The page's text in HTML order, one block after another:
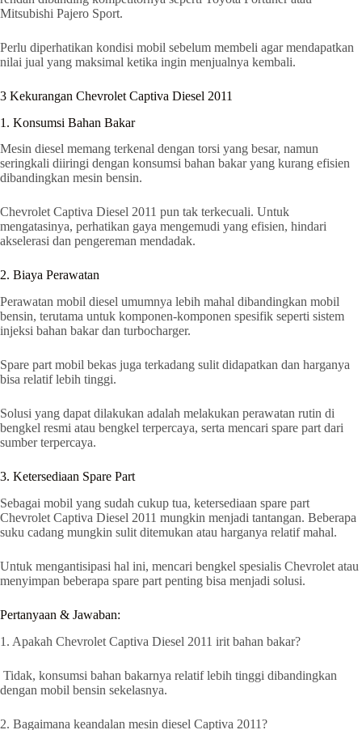
Mitsubishi Pajero Sport.
Perlu diperhatikan kondisi mobil sebelum membeli agar mendapatkan
nilai jual yang maksimal ketika ingin menjualnya kembali.
3 Kekurangan Chevrolet Captiva Diesel 2011
1. Konsumsi Bahan Bakar
Mesin diesel memang terkenal dengan torsi yang besar, namun
seringkali diiringi dengan konsumsi bahan bakar yang kurang efisien
dibandingkan mesin bensin.
Chevrolet Captiva Diesel 2011 pun tak terkecuali. Untuk
mengatasinya, perhatikan gaya mengemudi yang efisien, hindari
akselerasi dan pengereman mendadak.
2. Biaya Perawatan
Perawatan mobil diesel umumnya lebih mahal dibandingkan mobil
bensin, terutama untuk komponen-komponen spesifik seperti sistem
injeksi bahan bakar dan turbocharger.
Spare part mobil bekas juga terkadang sulit didapatkan dan harganya
bisa relatif lebih tinggi.
Solusi yang dapat dilakukan adalah melakukan perawatan rutin di
bengkel resmi atau bengkel terpercaya, serta mencari spare part dari
sumber terpercaya.
3. Ketersediaan Spare Part
Sebagai mobil yang sudah cukup tua, ketersediaan spare part
Chevrolet Captiva Diesel 2011 mungkin menjadi tantangan. Beberapa
suku cadang mungkin sulit ditemukan atau harganya relatif mahal.
Untuk mengantisipasi hal ini, mencari bengkel spesialis Chevrolet atau
menyimpan beberapa spare part penting bisa menjadi solusi.
Pertanyaan & Jawaban:
1. Apakah Chevrolet Captiva Diesel 2011 irit bahan bakar?
Tidak, konsumsi bahan bakarnya relatif lebih tinggi dibandingkan
dengan mobil bensin sekelasnya.
2. Bagaimana keandalan mesin diesel Captiva 2011?